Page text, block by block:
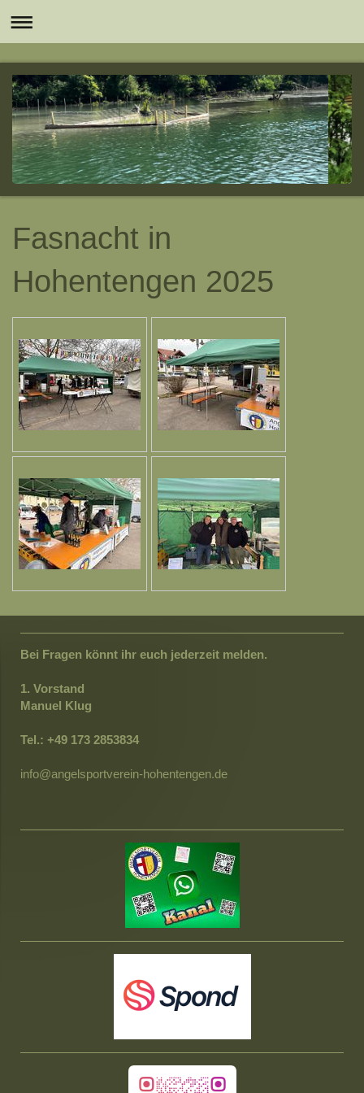
Fasnacht in
Hohentengen 2025
Bei Fragen könnt ihr euch jederzeit melden.
1. Vorstand
Manuel Klug
Tel.: +49 173 2853834
info@angelsportverein-hohentengen.de